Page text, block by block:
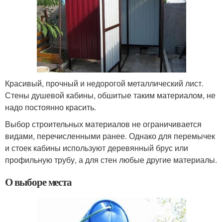
Красивый, прочный и недорогой металлический лист.
Стены душевой кабины, обшитые таким материалом, не
надо постоянно красить.
Выбор строительных материалов не ограничивается
видами, перечисленными ранее. Однако для перемычек
и стоек кабины используют деревянный брус или
профильную трубу, а для стен любые другие материалы.
О выборе места